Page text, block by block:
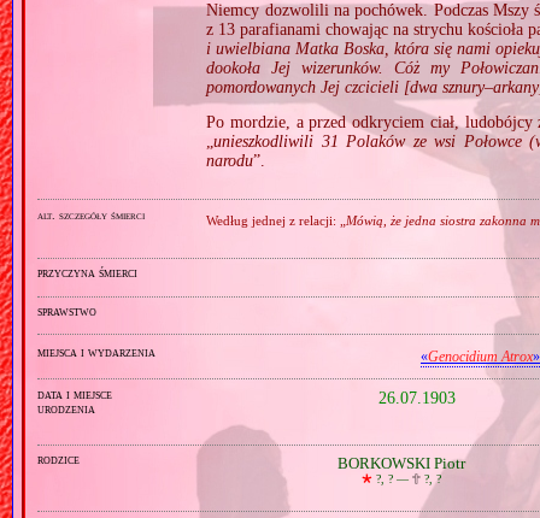
Niemcy dozwolili na pochówek. Podczas Mszy
z 13 parafianami chowając na strychu kościoła
i uwielbiana Matka Boska, która się nami
dookoła Jej wizerunków. Cóż my
pomordowanych Jej czcicieli [dwa
Po mordzie, a przed odkryciem ciał,
„unieszkodliwili 31 Polaków ze wsi Połowce
narodu”.
alt. szczegóły śmierci Według jednej z relacji: „ Mówią, że jedna siostra zakonna
przyczyna śmierci
sprawstwo
miejsca i wydarzenia «Genocidium Atrox»
data i miejsce
urodzenia
26.07.1903
rodzice BORKOWSKI Piotr
🞲?, ? — 🕆?, ?